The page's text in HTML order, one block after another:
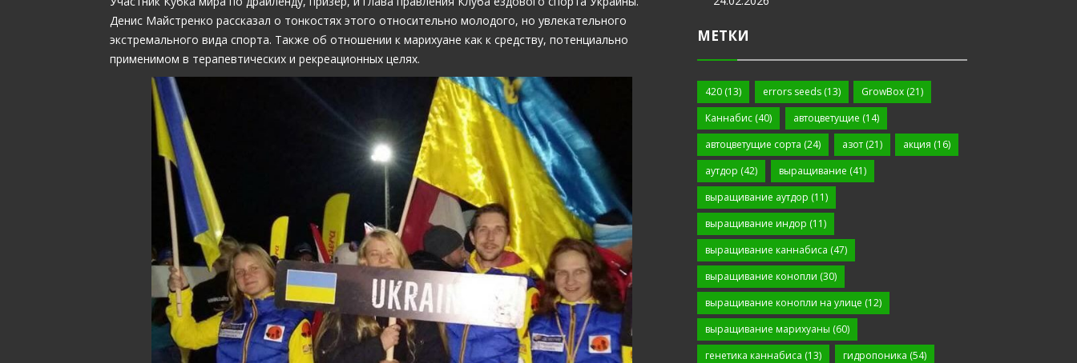
Денис Майстренко рассказал о тонкостях этого относительно молодого, но увлекательного
экстремального вида спорта. Также об отношении к марихуане как к средству, потенциально
применимом в терапевтических и рекреационных целях.
МЕТКИ
420 (13) errors seeds(13) GrowBox (21)
Каннабис (40) автоцветущие (14)
автоцветущие сорта (24) азот(21) акция (16)
аутдор (42) выращивание (41)
выращивание аутдор (11)
выращивание индор (11)
выращивание каннабиса (47)
выращивание конопли (30)
выращивание конопли на улице (12)
выращивание марихуаны (60)
генетика каннабиса (13) гидропоника (54)